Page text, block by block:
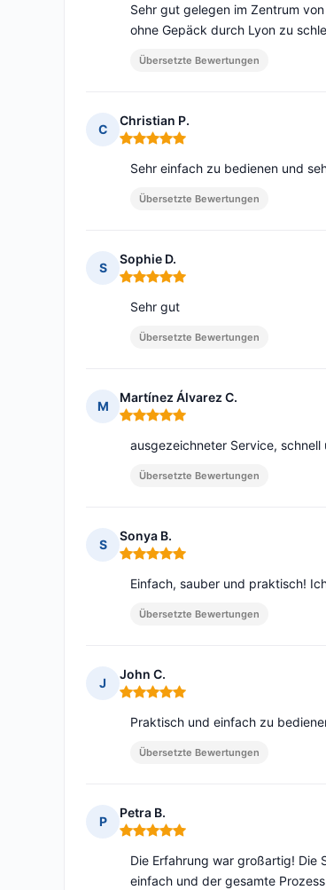
Sehr gut gelegen im Zentrum
ohne Gepäck durch Lyon zu
Übersetzte Bewertungen
C
Christian P.
Hinweis: 5 von 5
Sehr einfach zu bedienen und
Übersetzte Bewertungen
S
Sophie D.
Hinweis: 5 von 5
Sehr gut
Übersetzte Bewertungen
M
Martínez Álvarez C.
Hinweis: 5 von 5
ausgezeichneter Service,
Übersetzte Bewertungen
S
Sonya B.
Hinweis: 5 von 5
Einfach, sauber und praktisch!
Übersetzte Bewertungen
J
John C.
Hinweis: 5 von 5
Praktisch und einfach zu
Übersetzte Bewertungen
P
Petra B.
Hinweis: 5 von 5
Die Erfahrung war großartig! Die
einfach und der gesamte